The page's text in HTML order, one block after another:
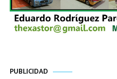
PUBLICIDAD